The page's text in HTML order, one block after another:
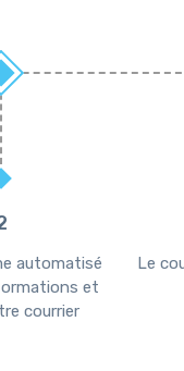
automatisé
et
courrier
Le